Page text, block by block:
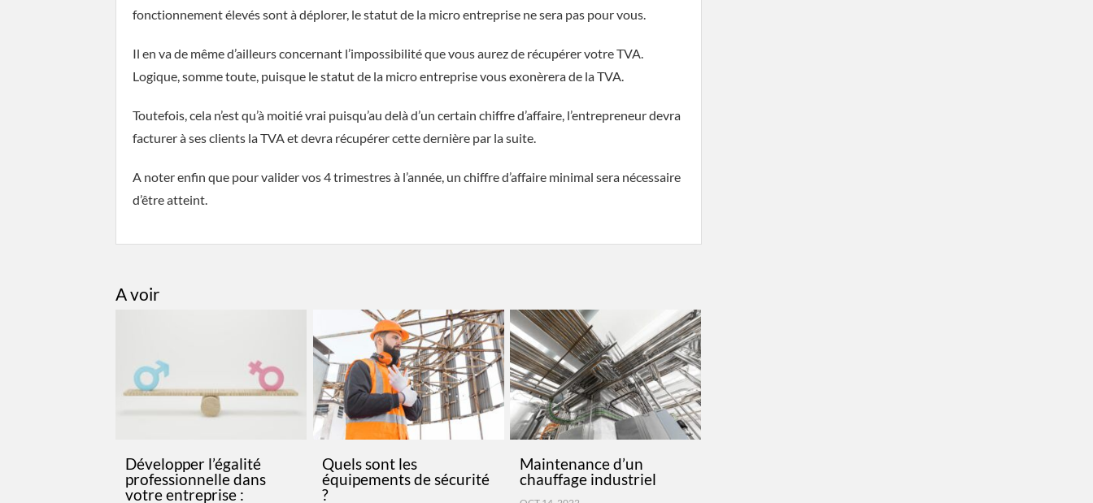
fonctionnement élevés sont à déplorer, le statut de la micro entreprise ne sera pas pour vous.
Il en va de même d’ailleurs concernant l’impossibilité que vous aurez de récupérer votre TVA.
Logique, somme toute, puisque le statut de la micro entreprise vous exonèrera de la TVA.
Toutefois, cela n’est qu’à moitié vrai puisqu’au delà d’un certain chiffre d’affaire, l’entrepreneur devra
facturer à ses clients la TVA et devra récupérer cette dernière par la suite.
A noter enfin que pour valider vos 4 trimestres à l’année, un chiffre d’affaire minimal sera nécessaire
d’être atteint.
A voir
Développer l’égalité
professionnelle dans
votre entreprise :
Quels sont les
équipements de sécurité
?
Maintenance d’un
chauffage industriel